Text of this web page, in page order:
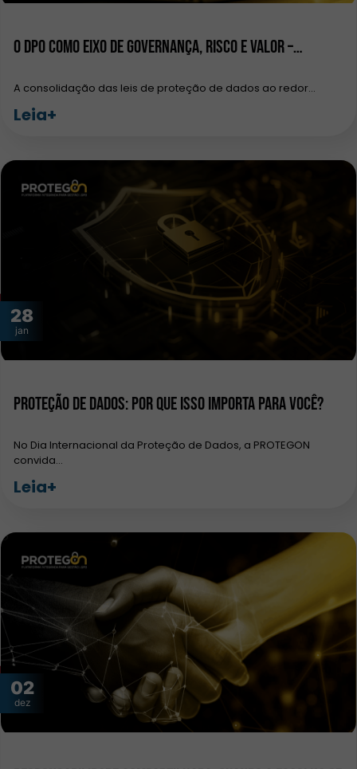
O DPO como eixo de governança, risco e valor –…
A consolidação das leis de proteção de dados ao redor…
Leia+
28
jan
Proteção de Dados: por que isso importa para você?
No Dia Internacional da Proteção de Dados, a PROTEGON
convida…
Leia+
02
dez